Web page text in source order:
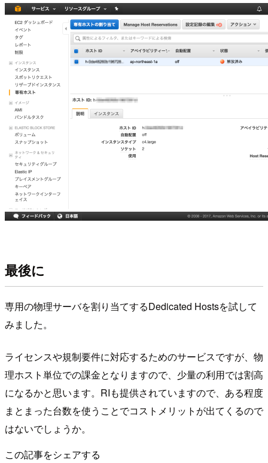
最後に
専用の物理サーバを割り当てするDedicated Hostsを試して
みました。
ライセンスや規制要件に対応するためのサービスですが、物
理ホスト単位での課金となりますので、少量の利用では割高
になるかと思います。RIも提供されていますので、ある程度
まとまった台数を使うことでコストメリットが出てくるので
はないでしょうか。
この記事をシェアする